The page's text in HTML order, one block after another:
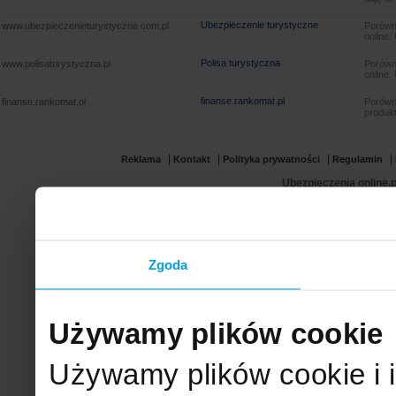
Zgoda
Używamy plików cookie
Używamy plików cookie i
www.ubezpieczenieturystyczne.com.pl Ubezpieczenie turystyczne
www.polisaturystyczna.pl Polisa turystyczna
finanse.rankomat.pl finanse.rankomat.pl
Reklama Kontakt Polityka prywatności Regulamin
Ubezpieczenia